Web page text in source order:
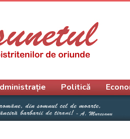
Politică